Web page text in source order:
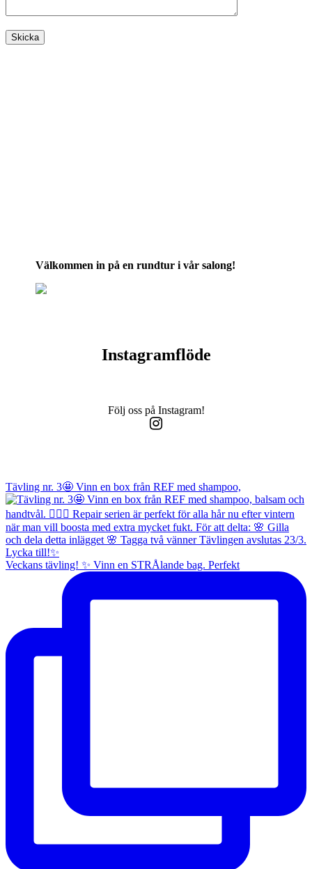
Välkommen in på en rundtur i vår salong!
Instagramflöde
Följ oss på Instagram!
Tävling nr. 3🤩 Vinn en box från REF med shampoo,
Veckans tävling! ✨ Vinn en STRÅlande bag. Perfekt